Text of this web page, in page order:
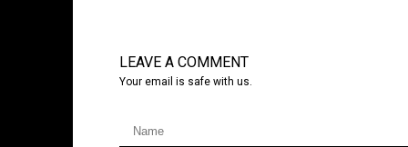
LEAVE A COMMENT
Your email is safe with us.